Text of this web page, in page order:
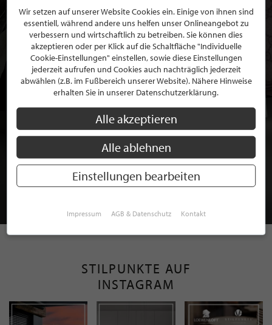
BEWERBEN SIE SICH FÜR EINE GRATIS
MITGLIEDSCHAFT BEI STILPUNKTE®
STILPUNKTE AUF
INSTAGRAM
Wir setzen auf unserer Website Cookies ein. Einige von ihnen sind
essentiell, während andere uns helfen unser Onlineangebot zu
verbessern und wirtschaftlich zu betreiben. Sie können dies
akzeptieren oder per Klick auf die Schaltfläche "Individuelle
Cookie-Einstellungen" einstellen, sowie diese Einstellungen
jederzeit aufrufen und Cookies auch nachträglich jederzeit
abwählen (z.B. im Fußbereich unserer Website). Nähere Hinweise
erhalten Sie in unserer Datenschutzerklärung.
Alle akzeptieren
Alle ablehnen
Einstellungen bearbeiten
Impressum AGB & Datenschutz Kontakt